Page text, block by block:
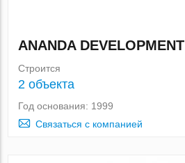
ANANDA DEVELOPMENT
Строится
2 объекта
Год основания: 1999
Связаться с компанией